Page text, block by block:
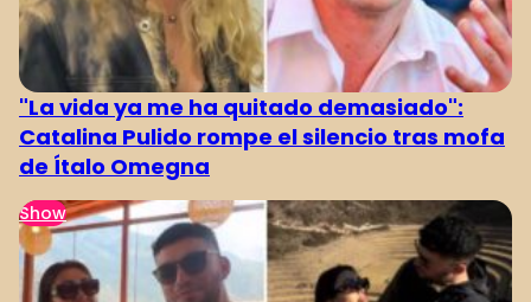
"La vida ya me ha quitado demasiado":
Catalina Pulido rompe el silencio tras mofa
de Ítalo Omegna
Show